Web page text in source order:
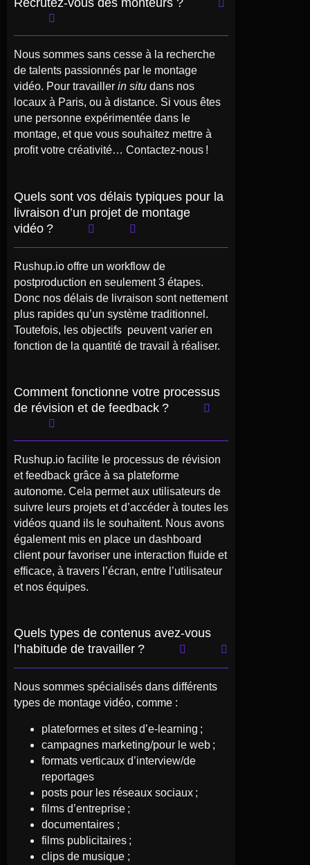
Recrutez-vous des monteurs ?
Nous sommes sans cesse à la recherche
de talents passionnés par le montage
vidéo. Pour travailler in situ dans nos
locaux à Paris, ou à distance. Si vous êtes
une personne expérimentée dans le
montage, et que vous souhaitez mettre à
profit votre créativité… Contactez-nous !
Quels sont vos délais typiques pour la
livraison d’un projet de montage
vidéo ?
Rushup.io offre un workflow de
postproduction en seulement 3 étapes.
Donc nos délais de livraison sont nettement
plus rapides qu’un système traditionnel.
Toutefois, les objectifs peuvent varier en
fonction de la quantité de travail à réaliser.
Comment fonctionne votre processus
de révision et de feedback ?
Rushup.io facilite le processus de révision
et feedback grâce à sa plateforme
autonome. Cela permet aux utilisateurs de
suivre leurs projets et d’accéder à toutes les
vidéos quand ils le souhaitent. Nous avons
également mis en place un dashboard
client pour favoriser une interaction fluide et
efficace, à travers l’écran, entre l’utilisateur
et nos équipes.
Quels types de contenus avez-vous
l’habitude de travailler ?
Nous sommes spécialisés dans différents
types de montage vidéo, comme :
plateformes et sites d’e-learning ;
campagnes marketing/pour le web ;
formats verticaux d’interview/de
reportages
posts pour les réseaux sociaux ;
films d’entreprise ;
documentaires ;
films publicitaires ;
clips de musique ;